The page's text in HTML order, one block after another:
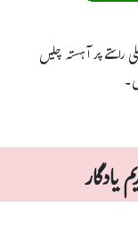
راستے پر آہستہ چلیں